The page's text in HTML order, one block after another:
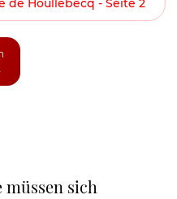
de Houllebecq - Seite 2
müssen sich